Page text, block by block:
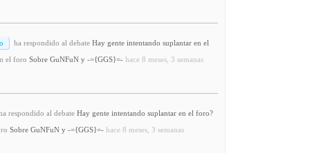
ha respondido al debate Hay gente intentando suplantar en el
el foro Sobre GuNFuN y -={GGS}=- hace 8 meses, 3 semanas
respondido al debate Hay gente intentando suplantar en el foro?
Sobre GuNFuN y -={GGS}=- hace 8 meses, 3 semanas